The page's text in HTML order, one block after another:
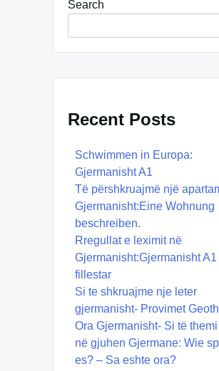
Search
Recent Posts
Schwimmen in Europa:
Gjermanisht A1
Të përshkruajmë një
Gjermanisht:Eine Wohnung
beschreiben.
Rregullat e leximit në
Gjermanisht:Gjermanisht A1
fillestar
Si te shkruajme nje leter
gjermanisht- Provimet
Ora Gjermanisht- Si të
në gjuhen Gjermane: Wie
es? – Sa eshte ora?